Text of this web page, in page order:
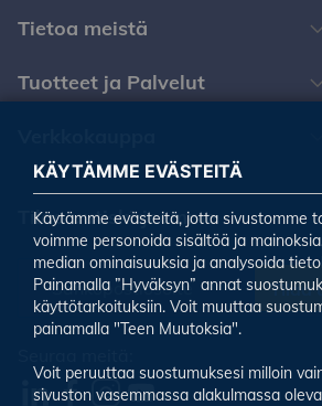
Tietoa meistä
Tuotteet ja Palvelut
Tilaa uutiskirjeemme
Tilaa
KÄYTÄMME EVÄSTEITÄ
Käytämme evästeitä, jotta sivustomme
voimme personoida sisältöä ja
median ominaisuuksia ja analysoida
Painamalla ”Hyväksyn” annat
käyttötarkoituksiin. Voit muuttaa
painamalla "Teen Muutoksia".
Voit peruuttaa suostumuksesi milloin
sivuston vasemmassa alakulmassa